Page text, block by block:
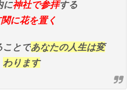
に神社で参拝する
に花を置く
ことであなたの人生は変
わります